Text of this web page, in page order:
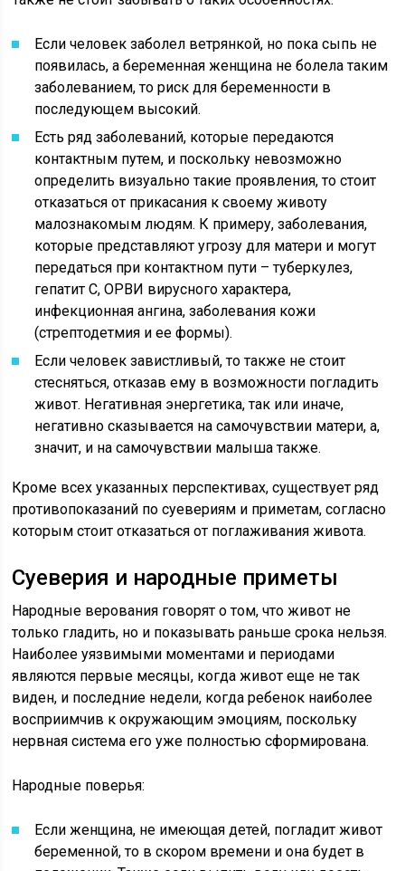
Если человек заболел ветрянкой, но пока сыпь не
появилась, а беременная женщина не болела таким
заболеванием, то риск для беременности в
последующем высокий.
Есть ряд заболеваний, которые передаются
контактным путем, и поскольку невозможно
определить визуально такие проявления, то стоит
отказаться от прикасания к своему животу
малознакомым людям. К примеру, заболевания,
которые представляют угрозу для матери и могут
передаться при контактном пути – туберкулез,
гепатит С, ОРВИ вирусного характера,
инфекционная ангина, заболевания кожи
(стрептодетмия и ее формы).
Если человек завистливый, то также не стоит
стесняться, отказав ему в возможности погладить
живот. Негативная энергетика, так или иначе,
негативно сказывается на самочувствии матери, а,
значит, и на самочувствии малыша также.
Кроме всех указанных перспективах, существует ряд
противопоказаний по суевериям и приметам, согласно
которым стоит отказаться от поглаживания живота.
Суеверия и народные приметы
Народные верования говорят о том, что живот не
только гладить, но и показывать раньше срока нельзя.
Наиболее уязвимыми моментами и периодами
являются первые месяцы, когда живот еще не так
виден, и последние недели, когда ребенок наиболее
восприимчив к окружающим эмоциям, поскольку
нервная система его уже полностью сформирована.
Народные поверья:
Если женщина, не имеющая детей, погладит живот
беременной, то в скором времени и она будет в